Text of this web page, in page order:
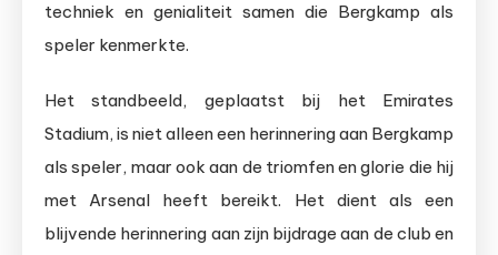
techniek en genialiteit samen die Bergkamp als
speler kenmerkte.
Het standbeeld, geplaatst bij het Emirates
Stadium, is niet alleen een herinnering aan Bergkamp
als speler, maar ook aan de triomfen en glorie die hij
met Arsenal heeft bereikt. Het dient als een
blijvende herinnering aan zijn bijdrage aan de club en